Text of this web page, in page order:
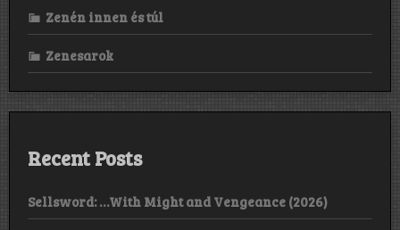
Zenén innen és túl
Zenesarok
Recent Posts
Sellsword: …With Might and Vengeance (2026)